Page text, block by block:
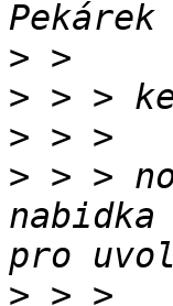
>
>
>
> > >
>